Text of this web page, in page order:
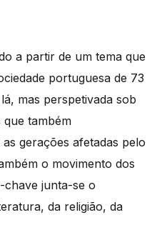
a partir de um tema que
portuguesa de 73
mas perspetivada sob
também
gerações afetadas pelo
o movimento dos
chave junta-se o
da religião, da